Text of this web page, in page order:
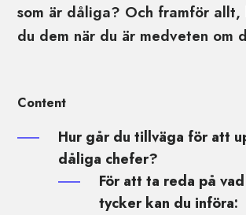
som är dåliga? Och framför allt,
du dem när du är medveten om
Content
Hur går du tillväga för att
dåliga chefer?
För att ta reda på
tycker kan du införa: